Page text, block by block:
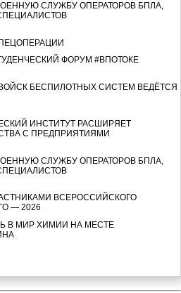
СЛУЖБУ ОПЕРАТОРОВ БПЛА,
ФОРУМ #ВПОТОКЕ
БЕСПИЛОТНЫХ СИСТЕМ ВЕДЁТСЯ
ИНСТИТУТ РАСШИРЯЕТ
С ПРЕДПРИЯТИЯМИ
СЛУЖБУ ОПЕРАТОРОВ БПЛА,
ВСЕРОССИЙСКОГО
— 2026
В МИР ХИМИИ НА МЕСТЕ
РОДИНЕ
СТУДЕНЧЕСКОМ ВЫПУСКНОМ —